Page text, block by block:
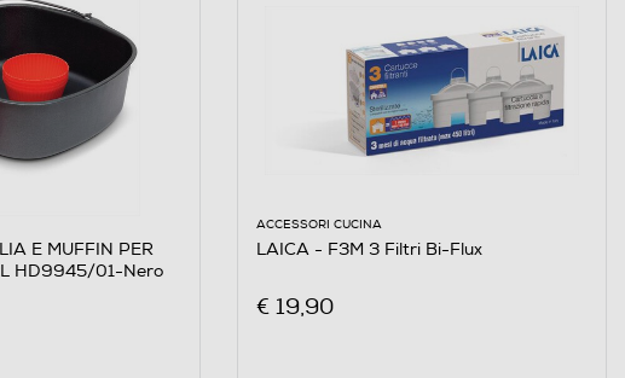
E MUFFIN PER
HD9945/01-Nero
ACCESSORI CUCINA
LAICA - F3M 3 Filtri Bi-Flux
€ 19,90